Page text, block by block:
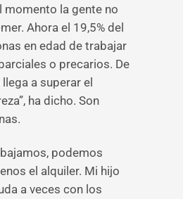
momento la gente no
Ahora el 19,5% del
en edad de trabajar
o precarios. De
a superar el
ha dicho. Son
podemos
el alquiler. Mi hijo
a veces con los